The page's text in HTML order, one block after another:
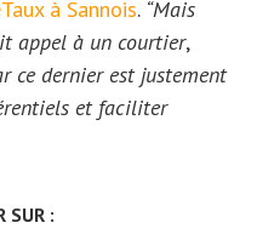
à Sannois. “Mais
appel à un courtier,
ce dernier est justement
et faciliter